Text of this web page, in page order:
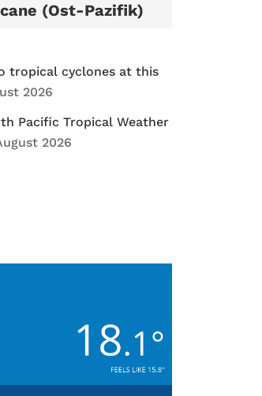
(Ost-Pazifik)
tropical cyclones at this
2026
Pacific Tropical Weather
2026